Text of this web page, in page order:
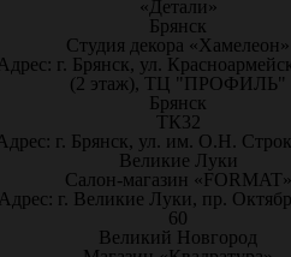
«Детали»
Брянск
Студия декора «Хамелеон»
г. Брянск, ул.
(2 этаж), ТЦ "ПРОФИЛЬ"
Брянск
ТК32
г. Брянск, ул. им. О.Н.
Великие Луки
Салон-магазин «FORMAT»
г. Великие Луки, пр.
60
Великий Новгород